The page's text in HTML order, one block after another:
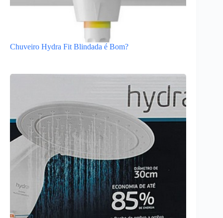
Chuveiro Hydra Fit Blindada é Bom?